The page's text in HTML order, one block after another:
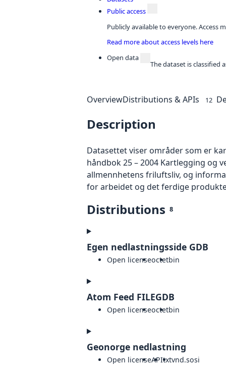
Public access
Publicly available to everyone. Access
Read more about access levels here
Open data
The dataset is classified
OverviewDistributions & APIs 12
Description
Datasettet viser områder som er
håndbok 25 – 2004 Kartlegging og
allmennhetens friluftsliv, og
for arbeidet og det ferdige
Distributions 8
Egen nedlastningsside GDB
Open licenseoctetbin
Atom Feed FILEGDB
Open licenseoctetbin
Geonorge nedlastning
Open licenseAPItxtvnd.sosi